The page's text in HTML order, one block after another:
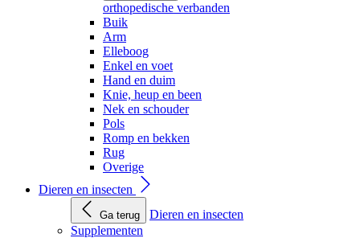
orthopedische verbanden
Buik
Arm
Elleboog
Enkel en voet
Hand en duim
Knie, heup en been
Nek en schouder
Pols
Romp en bekken
Rug
Overige
Dieren en insecten
Ga terug
Dieren en insecten
Supplementen